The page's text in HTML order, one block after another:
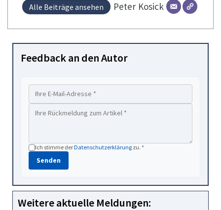
Alle Beiträge ansehen Peter Kosick
Feedback an den Autor
Ich stimme derDatenschutzerklärung zu. *
Senden
Weitere aktuelle Meldungen: